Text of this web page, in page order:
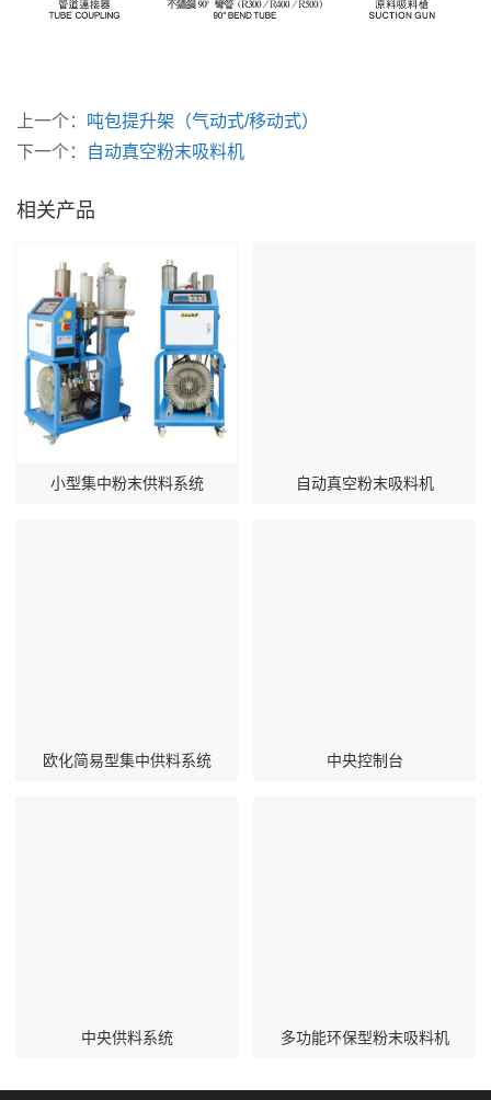
上一个：
吨包提升架（气动式/移动式）
下一个：
自动真空粉末吸料机
相关产品
小型集中粉末供料系统 自动真空粉末吸料机
欧化简易型集中供料系统 中央控制台
中央供料系统 多功能环保型粉末吸料机